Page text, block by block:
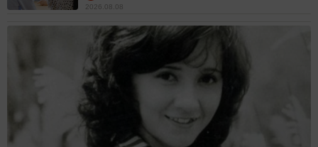
2026.08.08